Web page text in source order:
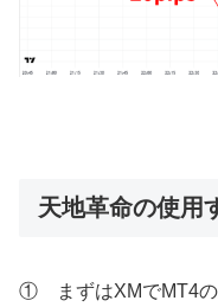
天地革命の使用
① まずはXMでMT4の